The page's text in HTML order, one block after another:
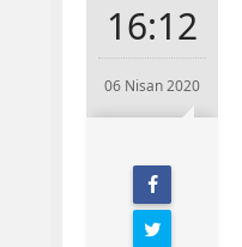
16:12
06 Nisan 2020